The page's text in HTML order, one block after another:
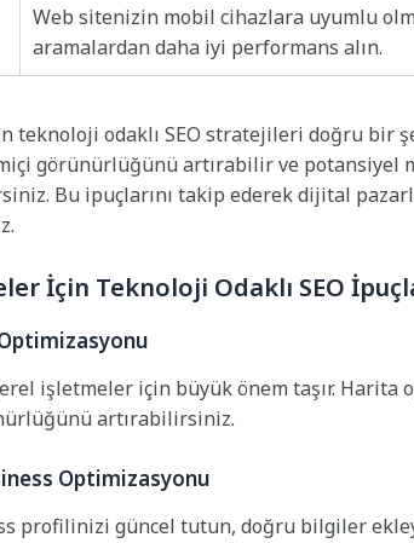
Web sitenizin mobil cihazlara uyumlu
aramalardan daha iyi performans alın.
teknoloji odaklı SEO stratejileri doğru bir
görünürlüğünü artırabilir ve potansiyel
Bu ipuçlarını takip ederek dijital
İçin Teknoloji Odaklı SEO
işletmeler için büyük önem taşır. Harita
artırabilirsiniz.
Optimizasyonu
profilinizi güncel tutun, doğru bilgiler